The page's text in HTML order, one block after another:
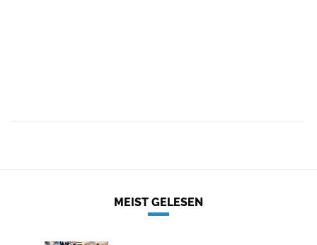
MEIST GELESEN